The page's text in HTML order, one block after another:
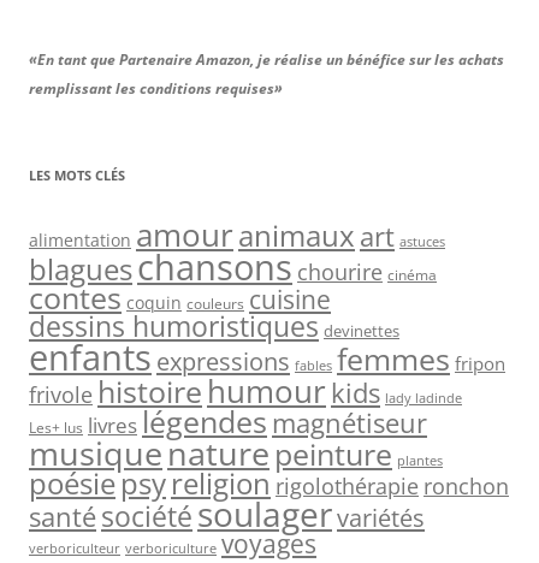
«En tant que Partenaire Amazon, je réalise un bénéfice sur les achats
remplissant les conditions requises»
LES MOTS CLÉS
alimentation amouranimaux art astuces
blagueschansons chourire cinéma
contes coquin couleurs cuisine
dessins humoristiques devinettes
enfantsexpressions fables femmes fripon
frivole histoire humour kids lady ladinde
Les+ lus livreslégendes magnétiseur
musiquenature peinture plantes
poésiepsyreligion rigolothérapie ronchon
santésociétésoulagervariétés
verboriculteur verboriculture voyages